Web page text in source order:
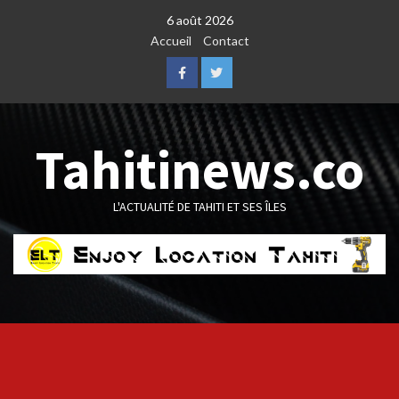
6 août 2026
Accueil
Contact
FacebookTwitter
Tahitinews.co
L'ACTUALITÉ DE TAHITI ET SES ÎLES